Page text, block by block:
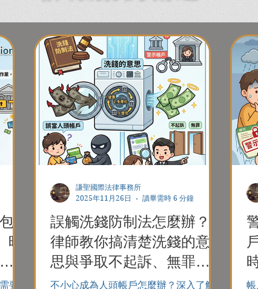
要
誤觸洗錢防制法怎麼辦？
律師教你搞清楚洗錢的意
思與爭取不起訴、無罪關
鍵。
不小心成為人頭帳戶怎麼辦？深入了解
謙聖國際法律事務所
2025年11月26日
讀畢需時 6 分鐘